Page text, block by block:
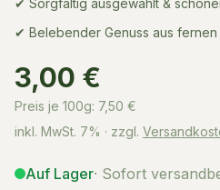
✔ Sorgfältig ausgewählt &
✔ Belebender Genuss aus
3,00 €
Preis je 100g: 7,50 €
inkl. MwSt. 7% · zzgl.
Auf Lager· Sofort